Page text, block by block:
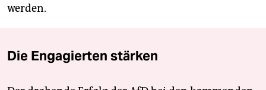
werden.
Die Engagierten stärken